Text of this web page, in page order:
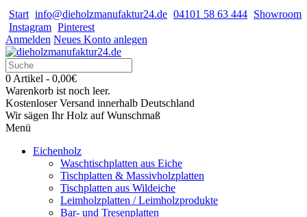
Start info@dieholzmanufaktur24.de 04101 58 63 444 Showroom
Instagram Pinterest
Anmelden Neues Konto anlegen
0 Artikel - 0,00€
Warenkorb ist noch leer.
Kostenloser Versand innerhalb Deutschland
Wir sägen Ihr Holz auf Wunschmaß
Menü
Eichenholz
Waschtischplatten aus Eiche
Tischplatten & Massivholzplatten
Tischplatten aus Wildeiche
Leimholzplatten / Leimholzprodukte
Bar- und Tresenplatten